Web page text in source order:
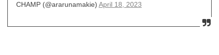
CHAMP (@ararunamakie) April 18, 2023